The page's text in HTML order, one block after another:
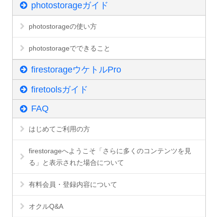
photostorageガイド
photostorageの使い方
photostorageでできること
firestorageウケトルPro
firetoolsガイド
FAQ
はじめてご利用の方
firestorageへようこそ「さらに多くのコンテンツを見
る」と表示された場合について
有料会員・登録内容について
オクルQ&A